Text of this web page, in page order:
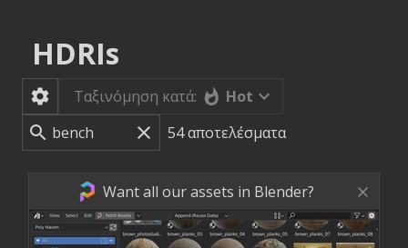
HDRIs
Ταξινόμηση κατά:
Hot
54αποτελέσματα
Want all our assets in Blender?